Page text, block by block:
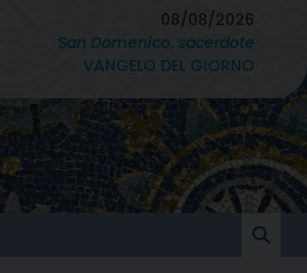
08/08/2026
San Domenico, sacerdote
VANGELO DEL GIORNO